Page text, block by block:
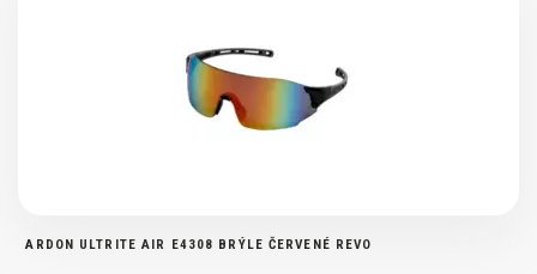
ARDON ULTRITE AIR E4308 BRÝLE ČERVENÉ REVO